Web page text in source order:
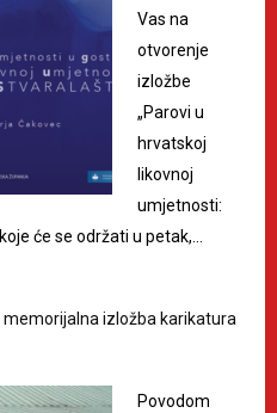
Vas na
otvorenje
izložbe
„Parovi u
hrvatskoj
likovnoj
umjetnosti:
će se održati u petak,…
izložba karikatura
Povodom